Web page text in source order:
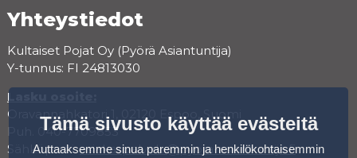
Yhteystiedot
Kultaiset Pojat Oy (Pyörä Asiantuntija)
Y-tunnus: FI 24813030
Lasku osoite:
Oravannahkatori 1, 02120 Espoo, Suomi
Puh. 040-7709853
Sähköposti:asiakaspalvelu@pyora-asiantuntija.fi
Tämä sivusto käyttää evästeitä
Auttaaksemme sinua paremmin ja henkilökohtaisemmin